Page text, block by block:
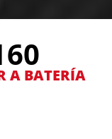
A BATERÍA